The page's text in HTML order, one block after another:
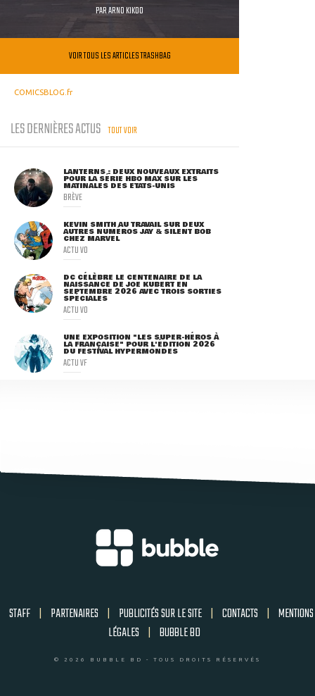
PARARNO KIKOO
VOIR TOUS LES ARTICLES TRASHBAG
COMICSBLOG.fr
LES DERNIÈRES ACTUS TOUT VOIR
LANTERNS : DEUX NOUVEAUX EXTRAITS
POUR LA SÉRIE HBO MAX SUR LES
MATINALES DES ETATS-UNIS
BRÈVE
KEVIN SMITH AU TRAVAIL SUR DEUX
AUTRES NUMÉROS JAY & SILENT BOB
CHEZ MARVEL
ACTU VO
DC CÉLÈBRE LE CENTENAIRE DE LA
NAISSANCE DE JOE KUBERT EN
SEPTEMBRE 2026 AVEC TROIS SORTIES
SPÉCIALES
ACTU VO
UNE EXPOSITION "LES SUPER-HÉROS À
LA FRANÇAISE" POUR L'ÉDITION 2026
DU FESTIVAL HYPERMONDES
ACTU VF
STAFF | PARTENAIRES | PUBLICITÉS SUR LE SITE | CONTACTS | MENTIONS
LÉGALES | BUBBLE BD
© 2026 BUBBLE BD - TOUS DROITS RÉSERVÉS